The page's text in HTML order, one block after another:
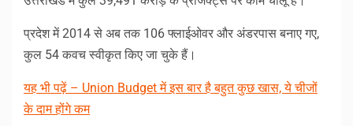
प्रदेश में 2014 से अब तक 106 फ्लाईओवर और अंडरपास बनाए गए,
कुल 54 कवच स्वीकृत किए जा चुके हैं।
यह भी पढ़ें – Union Budget में इस बार है बहुत कुछ खास, ये चीजों
के दाम होंगे कम